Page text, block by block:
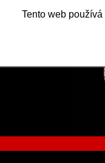
Tento web